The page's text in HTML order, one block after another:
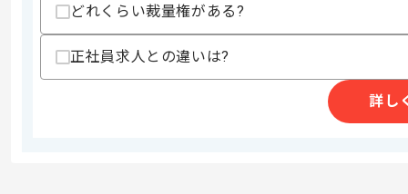
支払いサイト
商談回数
1回
どれくらい裁量権がある?
正社員求人との違いは?
詳し